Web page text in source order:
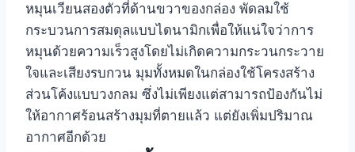
หมุนเวียนสองตัวที่ด้านขวาของกล่อง พัดลมใช้
กระบวนการสมดุลแบบไดนามิกเพื่อให้แน่ใจว่าการ
หมุนด้วยความเร็วสูงโดยไม่เกิดความกระวนกระวาย
ใจและเสียงรบกวน มุมทั้งหมดในกล่องใช้โครงสร้าง
ส่วนโค้งแบบวงกลม ซึ่งไม่เพียงแต่สามารถป้องกันไม่
ให้อากาศร้อนสร้างมุมที่ตายแล้ว แต่ยังเพิ่มปริมาณ
อากาศอีกด้วย